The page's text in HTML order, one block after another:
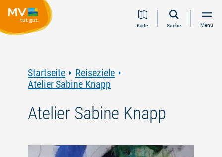
Inhalt
Navigation
Volltextsuche
FooterKarte Suche Menü
Startseite
Reiseziele
Atelier Sabine Knapp
Atelier Sabine Knapp